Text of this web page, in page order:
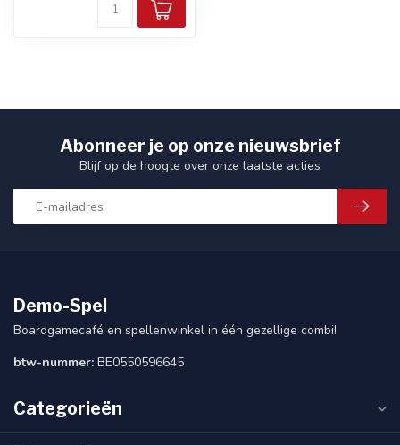
Abonneer je op onze nieuwsbrief
Blijf op de hoogte over onze laatste acties
Demo-Spel
Boardgamecafé en spellenwinkel in één gezellige combi!
btw-nummer: BE0550596645
Categorieën